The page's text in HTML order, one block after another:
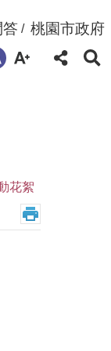
答 桃園市政府
花絮